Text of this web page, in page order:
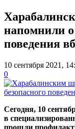
напомнили о
поведения
10 сентября 2021,
0
Сегодня, 10
в
прошли